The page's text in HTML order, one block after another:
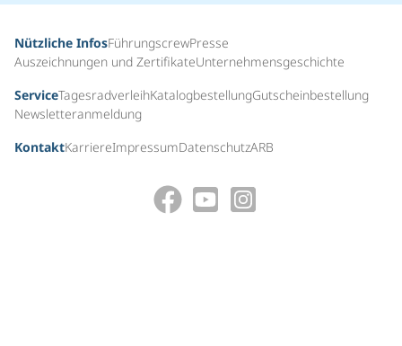
Nützliche InfosFührungscrewPresse
Auszeichnungen und ZertifikateUnternehmensgeschichte
ServiceTagesradverleihKatalogbestellungGutscheinbestellung
Newsletteranmeldung
KontaktKarriereImpressumDatenschutzARB